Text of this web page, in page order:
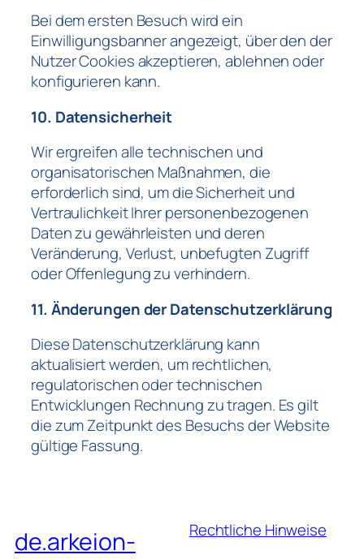
Bei dem ersten Besuch wird ein
Einwilligungsbanner angezeigt, über den der
Nutzer Cookies akzeptieren, ablehnen oder
konfigurieren kann.
10. Datensicherheit
Wir ergreifen alle technischen und
organisatorischen Maßnahmen, die
erforderlich sind, um die Sicherheit und
Vertraulichkeit Ihrer personenbezogenen
Daten zu gewährleisten und deren
Veränderung, Verlust, unbefugten Zugriff
oder Offenlegung zu verhindern.
11. Änderungen der Datenschutzerklärung
Diese Datenschutzerklärung kann
aktualisiert werden, um rechtlichen,
regulatorischen oder technischen
Entwicklungen Rechnung zu tragen. Es gilt
die zum Zeitpunkt des Besuchs der Website
gültige Fassung.
de.arkeion-
Rechtliche Hinweise